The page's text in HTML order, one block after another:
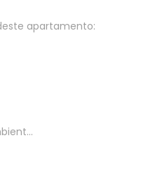
apartamento: